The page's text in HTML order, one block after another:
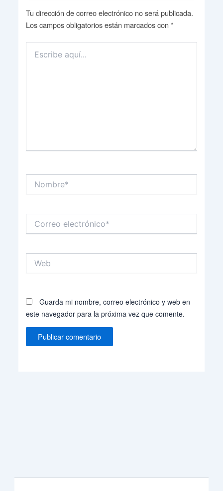
Tu dirección de correo electrónico no será publicada.
Los campos obligatorios están marcados con *
aquí...
electrónico*
Guarda mi nombre, correo electrónico y web en
este navegador para la próxima vez que comente.